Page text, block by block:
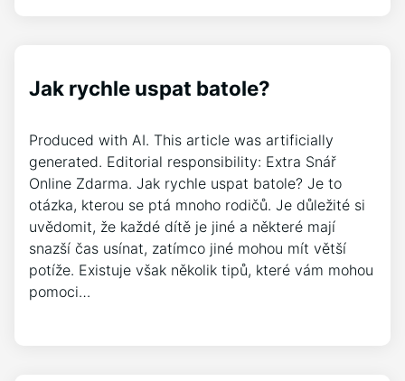
Jak rychle uspat batole?
Produced with AI. This article was artificially
generated. Editorial responsibility: Extra Snář
Online Zdarma. Jak rychle uspat batole? Je to
otázka, kterou se ptá mnoho rodičů. Je důležité si
uvědomit, že každé dítě je jiné a některé mají
snazší čas usínat, zatímco jiné mohou mít větší
potíže. Existuje však několik tipů, které vám mohou
pomoci…